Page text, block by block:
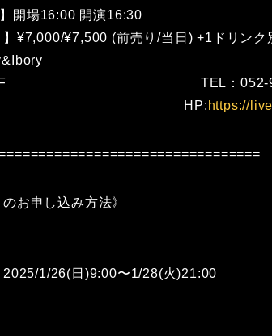
間】開場16:00 開演
ト】¥7,000/¥7,500 (前売り/当
名古屋市中
桜5F TEL：052-
https://
のお申し込み方法》
2025/1/26(日)9:00〜1/28(火)21:00